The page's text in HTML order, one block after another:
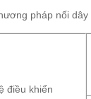
pháp nối dây
điều khiển